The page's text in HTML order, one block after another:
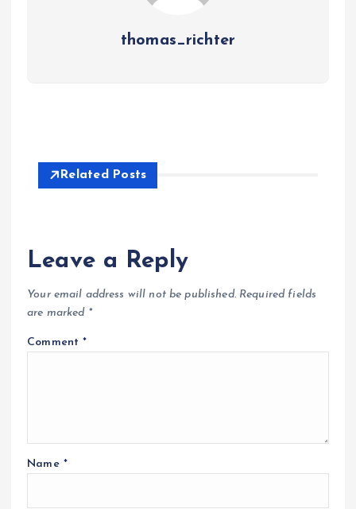
thomas_richter
Related Posts
Leave a Reply
Your email address will not be published. Required fields
are marked *
Comment*
Name *